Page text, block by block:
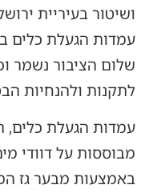
ושיטור בעיריית
עמדות הגעלת כלים
שלום הציבור נשמר
לתקנות ולהנחיות
עמדות הגעלת
מבוססות על דוודי
באמצעות מבער גז